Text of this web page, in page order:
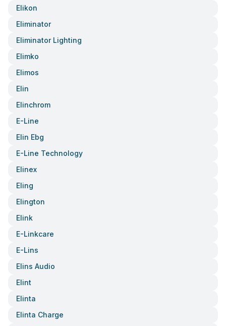
Elikon
Eliminator
Eliminator Lighting
Elimko
Elimos
Elin
Elinchrom
E-Line
Elin Ebg
E-Line Technology
Elinex
Eling
Elington
Elink
E-Linkcare
E-Lins
Elins Audio
Elint
Elinta
Elinta Charge